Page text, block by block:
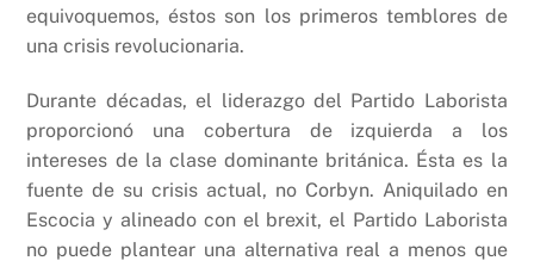
equivoquemos, éstos son los primeros temblores de
una crisis revolucionaria.
Durante décadas, el liderazgo del Partido Laborista
proporcionó una cobertura de izquierda a los
intereses de la clase dominante británica. Ésta es la
fuente de su crisis actual, no Corbyn. Aniquilado en
Escocia y alineado con el brexit, el Partido Laborista
no puede plantear una alternativa real a menos que